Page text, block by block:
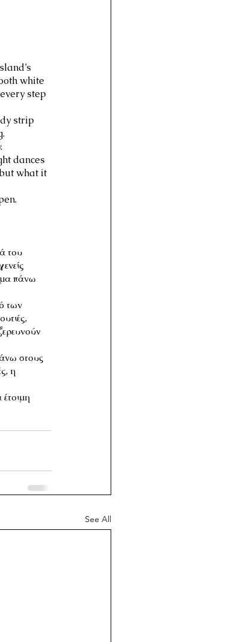
white
step
strip
dances
what it
του
πάνω
των
στους
η
See All